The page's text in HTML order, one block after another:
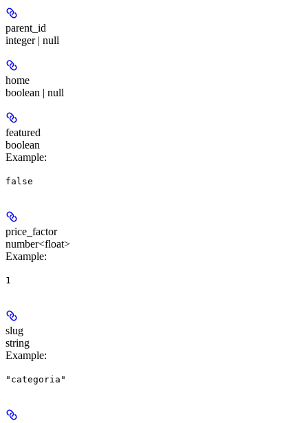
parent_id
integer | null
home
boolean | null
featured
boolean
Example:
false
price_factor
number<float>
Example:
1
slug
string
Example:
"categoria"